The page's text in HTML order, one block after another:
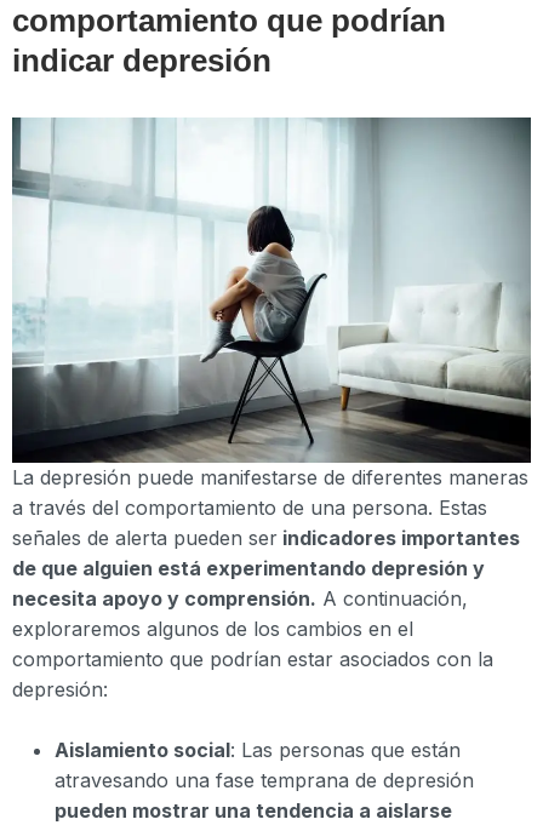
comportamiento que podrían
indicar depresión
La depresión puede manifestarse de diferentes maneras
a través del comportamiento de una persona. Estas
señales de alerta pueden ser indicadores importantes
de que alguien está experimentando depresión y
necesita apoyo y comprensión. A continuación,
exploraremos algunos de los cambios en el
comportamiento que podrían estar asociados con la
depresión:
Aislamiento social: Las personas que están
atravesando una fase temprana de depresión
pueden mostrar una tendencia a aislarse